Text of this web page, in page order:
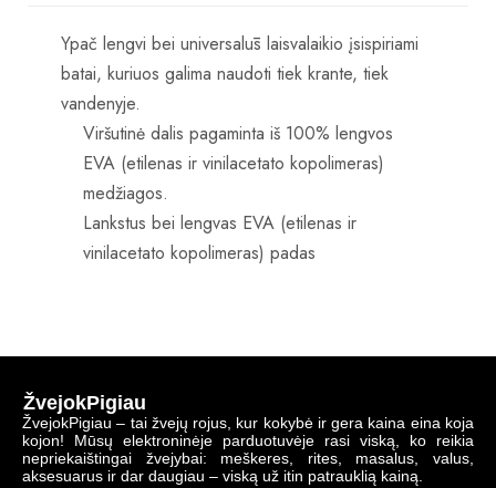
Ypač lengvi bei universalūs laisvalaikio įsispiriami
batai, kuriuos galima naudoti tiek krante, tiek
vandenyje.
Viršutinė dalis pagaminta iš 100% lengvos
EVA (etilenas ir vinilacetato kopolimeras)
medžiagos.
Lankstus bei lengvas EVA (etilenas ir
vinilacetato kopolimeras) padas
ŽvejokPigiau
ŽvejokPigiau – tai žvejų rojus, kur kokybė ir gera kaina eina koja
kojon! Mūsų elektroninėje parduotuvėje rasi viską, ko reikia
nepriekaištingai žvejybai: meškeres, rites, masalus, valus,
aksesuarus ir dar daugiau – viską už itin patrauklią kainą.